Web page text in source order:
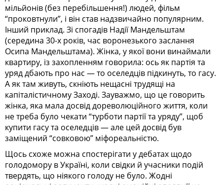
мільйонів (без перебільшення!) людей, фільм
“проковтнули”, і він став надзвичайно популярним.
Інший приклад. Зі спогадів Надії Мандельштам
(середина 30-х років, час воронезького заслання
Осипа Мандельштама). Жінка, у якої вони винаймали
квартиру, із захопленням говорила: ось як партія та
уряд дбають про нас — то оселедців підкинуть, то гасу.
А як там живуть, скніють нещасні трудящі на
капіталістичному Заході. Зауважмо, що це говорить
жінка, яка мала досвід дореволюційного життя, коли
не треба було чекати “турботи партії та уряду”, щоб
купити гасу та оселедців — але цей досвід був
заміщений “совковою” міфореальністю.
Щось схоже можна спостерігати у дебатах щодо
голодомору в Україні, коли свідки й учасники подій
твердять, що ніякого голоду не було. Жодні